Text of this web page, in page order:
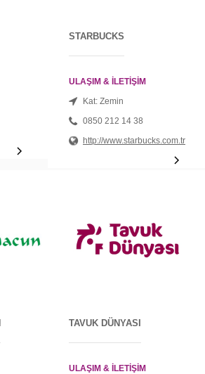
STARBUCKS
ULAŞIM & İLETİŞİM
Kat: Zemin
0850 212 14 38
http://www.starbucks.com.tr
TAVUK DÜNYASI
ULAŞIM & İLETİŞİM